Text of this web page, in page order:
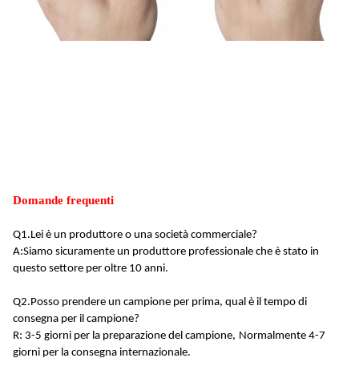
Domande frequenti
Q1.Lei è un produttore o una società commerciale?
A:Siamo sicuramente un produttore professionale che è stato in
questo settore per oltre 10 anni.
Q2.Posso prendere un campione per prima, qual è il tempo di
consegna per il campione?
R: 3-5 giorni per la preparazione del campione, Normalmente 4-7
giorni per la consegna internazionale.